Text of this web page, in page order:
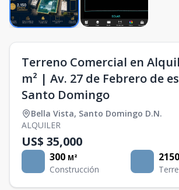
Terreno Comercial en
m² | Av. 27 de Febrero de
Santo Domingo
Bella Vista, Santo Domingo D.N.
ALQUILER
US$ 35,000
300 M²
Construcción
2150